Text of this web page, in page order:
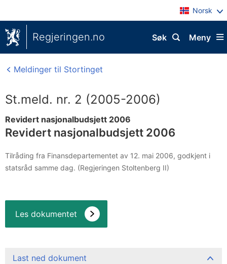
Norsk
Regjeringen.no Meny
Søk
Meldinger til Stortinget
St.meld. nr. 2 (2005-2006)
Revidert nasjonalbudsjett 2006
Revidert nasjonalbudsjett 2006
Tilråding fra Finansdepartementet av 12. mai 2006, godkjent i
statsråd samme dag. (Regjeringen Stoltenberg II)
Les dokumentet
Last ned dokument